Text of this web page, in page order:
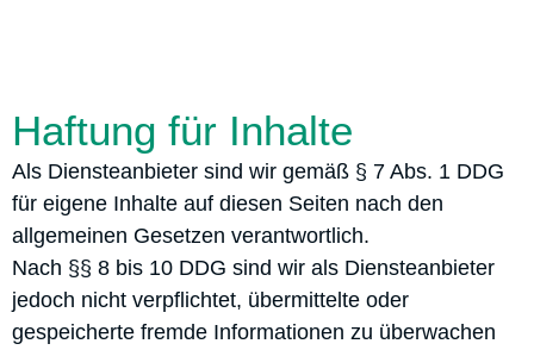
Haftung für Inhalte
Als Diensteanbieter sind wir gemäß § 7 Abs. 1 DDG
für eigene Inhalte auf diesen Seiten nach den
allgemeinen Gesetzen verantwortlich.
Nach §§ 8 bis 10 DDG sind wir als Diensteanbieter
jedoch nicht verpflichtet, übermittelte oder
gespeicherte fremde Informationen zu überwachen